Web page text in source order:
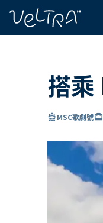
搭乘
directions_boatMSC歌劇號card_travel